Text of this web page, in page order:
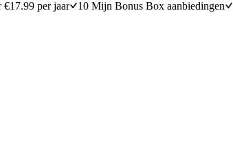
per jaar 10 Mijn Bonus Box aanbiedingen